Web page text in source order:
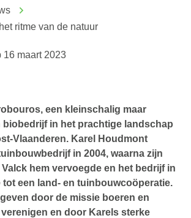
ritme van de natuur
16 maart 2023
een kleinschalig maar
biobedrijf in het prachtige landschap
Vlaanderen. Karel Houdmont
in 2004, waarna zijn
hem vervoegde en het bedrijf in
tot een land- en tuinbouwcoöperatie.
door de missie boeren en
en door Karels sterke